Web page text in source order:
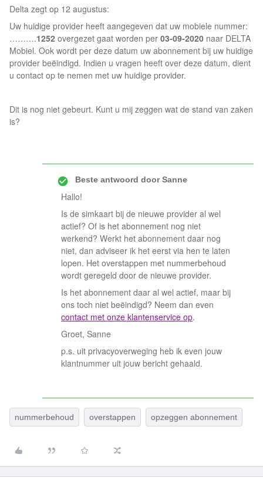
Delta zegt op 12 augustus:
Uw huidige provider heeft aangegeven dat uw mobiele nummer:
……….1252 overgezet gaat worden per 03-09-2020 naar DELTA
Mobiel. Ook wordt per deze datum uw abonnement bij uw huidige
provider beëindigd. Indien u vragen heeft over deze datum, dient
u contact op te nemen met uw huidige provider.
Dit is nog niet gebeurt. Kunt u mij zeggen wat de stand van zaken
is?
Beste antwoord doorSanne
Hallo!
Is de simkaart bij de nieuwe provider al wel
actief? Of is het abonnement nog niet
werkend? Werkt het abonnement daar nog
niet, dan adviseer ik het eerst via hen te laten
lopen. Het overstappen met nummerbehoud
wordt geregeld door de nieuwe provider.
Is het abonnement daar al wel actief, maar bij
ons toch niet beëindigd? Neem dan even
contact met onze klantenservice op.
Groet, Sanne
p.s. uit privacyoverweging heb ik even jouw
klantnummer uit jouw bericht gehaald.
nummerbehoud overstappen opzeggen abonnement